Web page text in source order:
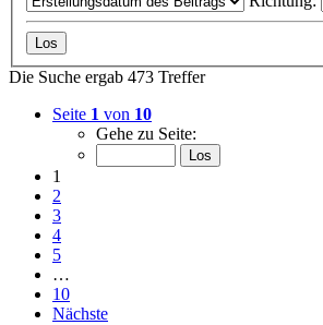
Die Suche ergab 473 Treffer
Seite 1 von 10
Gehe zu Seite:
1
2
3
4
5
…
10
Nächste